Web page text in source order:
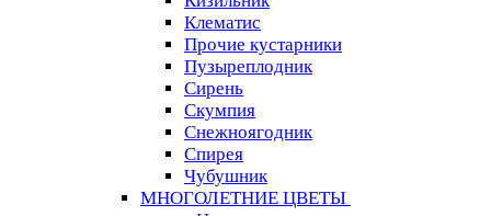
Клематис
Прочие кустарники
Пузыреплодник
Сирень
Скумпия
Снежноягодник
Спирея
Чубушник
МНОГОЛЕТНИЕ ЦВЕТЫ